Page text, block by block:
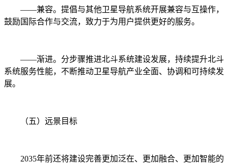
——兼容。提倡与其他卫星导航系统开展兼容与互操作，
鼓励国际合作与交流，致力于为用户提供更好的服务。
——渐进。分步骤推进北斗系统建设发展，持续提升北斗
系统服务性能，不断推动卫星导航产业全面、协调和可持续发
展。
（五）远景目标
2035年前还将建设完善更加泛在、更加融合、更加智能的